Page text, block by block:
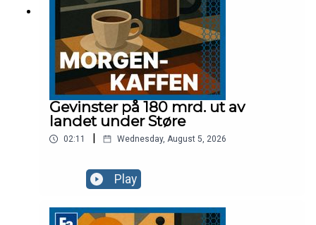
Gevinster på 180 mrd. ut av
landet under Støre
02:11 Wednesday, August 5, 2026
Play